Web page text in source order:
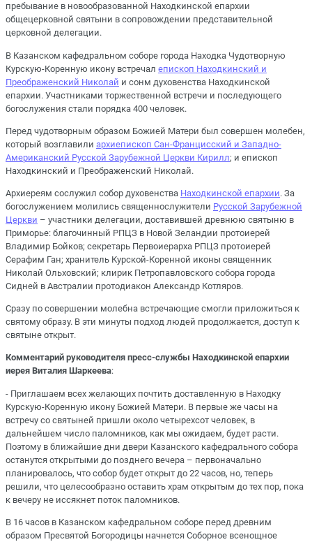
пребывание в новообразованной Находкинской епархии
общецерковной святыни в сопровождении представительной
церковной делегации.
В Казанском кафедральном соборе города Находка Чудотворную
Курскую-Коренную икону встречал епископ Находкинский и
Преображенский Николай и сонм духовенства Находкинской
епархии. Участниками торжественной встречи и последующего
богослужения стали порядка 400 человек.
Перед чудотворным образом Божией Матери был совершен молебен,
который возглавили архиепископ Сан-Францисский и Западно-
Американский Русской Зарубежной Церкви Кирилл; и епископ
Находкинский и Преображенский Николай.
Архиереям сослужил собор духовенства Находкинской епархии. За
богослужением молились священнослужители Русской Зарубежной
Церкви – участники делегации, доставившей древнюю святыню в
Приморье: благочинный РПЦЗ в Новой Зеландии протоиерей
Владимир Бойков; секретарь Первоиерарха РПЦЗ протоиерей
Серафим Ган; хранитель Курской-Коренной иконы священник
Николай Ольховский; клирик Петропавловского собора города
Сидней в Австралии протодиакон Александр Котляров.
Сразу по совершении молебна встречающие смогли приложиться к
святому образу. В эти минуты подход людей продолжается, доступ к
святыне открыт.
Комментарий руководителя пресс-службы Находкинской епархии
иерея Виталия Шаркеева:
- Приглашаем всех желающих почтить доставленную в Находку
Курскую-Коренную икону Божией Матери. В первые же часы на
встречу со святыней пришли около четырехсот человек, в
дальнейшем число паломников, как мы ожидаем, будет расти.
Поэтому в ближайшие дни двери Казанского кафедрального собора
останутся открытыми до позднего вечера – первоначально
планировалось, что собор будет открыт до 22 часов, но, теперь
решили, что целесообразно оставить храм открытым до тех пор, пока
к вечеру не иссякнет поток паломников.
В 16 часов в Казанском кафедральном соборе перед древним
образом Пресвятой Богородицы начнется Соборное всенощное